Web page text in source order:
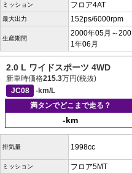
ミッション フロア4AT
最大出力 152ps/6000rpm
生産期間
2000年05月～200
1年06月
2.0 L ワイドスポーツ 4WD
新車時価格215.3万円(税抜)
JC08
-km/L
満タンでどこまで走る？
-km
排気量 1998cc
ミッション フロア5MT